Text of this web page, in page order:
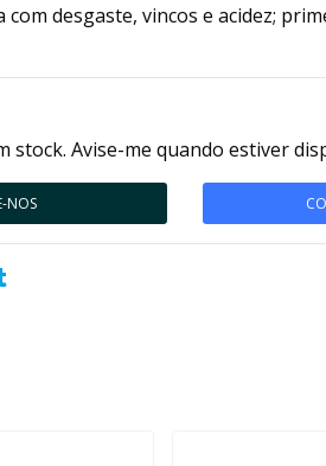
desgaste, vincos e acidez;
stock. Avise-me quando estiver
NOS